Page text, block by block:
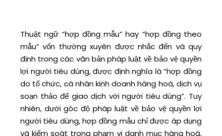
Thuật ngữ “hợp đồng mẫu” hay “hợp đồng theo
mẫu” vốn thường xuyên được nhắc đến và quy
định trong các văn bản pháp luật về bảo vệ quyền
lợi người tiêu dùng, được định nghĩa là “hợp đồng
do tổ chức, cá nhân kinh doanh hàng hoá, dịch vụ
soạn thảo để giao dịch với người tiêu dùng”. Tuy
nhiên, dưới góc độ pháp luật về bảo vệ quyền lợi
người tiêu dùng, hợp đồng mẫu chỉ được áp dụng
và kiểm soát trong phạm vi danh mục hàng hoá,